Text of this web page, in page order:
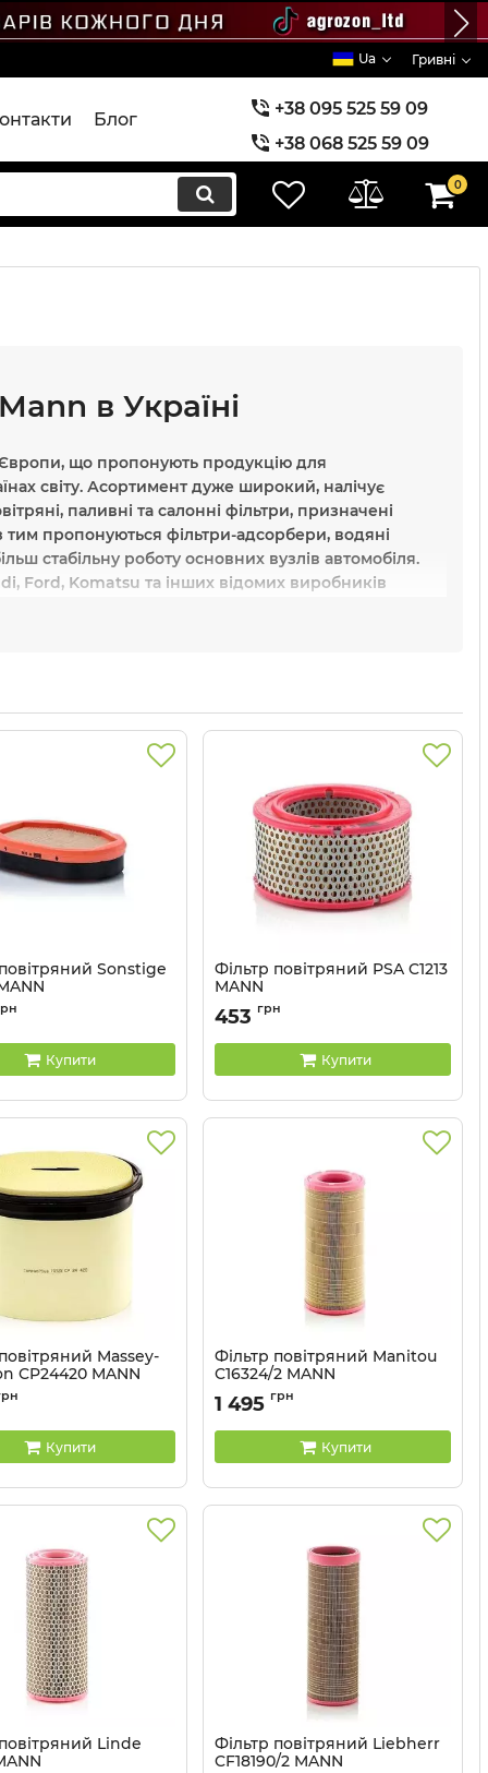
Ua Гривні
Блог
+38 095 525 59 09
+38 068 525 59 09
+38 073 525 59 09
0
в Україні
що пропонують продукцію для
світу. Асортимент дуже широкий, налічує
паливні та салонні фільтри, призначені
пропонуються фільтри-адсорбери, водяні
стабільну роботу основних вузлів автомобіля.
Ford, Komatsu та інших відомих виробників
виробничих програм, дозволяють
фільтрації.
у світі
Mann в Україні?
виробника Mann за найвигіднішою ціною в
якості та гарантуємо оригінальність
Sonstige
Купити
Фільтр повітряний PSA C1213
MANN
Артикул: C1213
453 грн
Купити
Massey-
CP24420 MANN
Купити
Фільтр повітряний Manitou
C16324/2 MANN
Артикул: C16324/2
1 495 грн
Купити
Linde
Фільтр повітряний Liebherr
CF18190/2 MANN